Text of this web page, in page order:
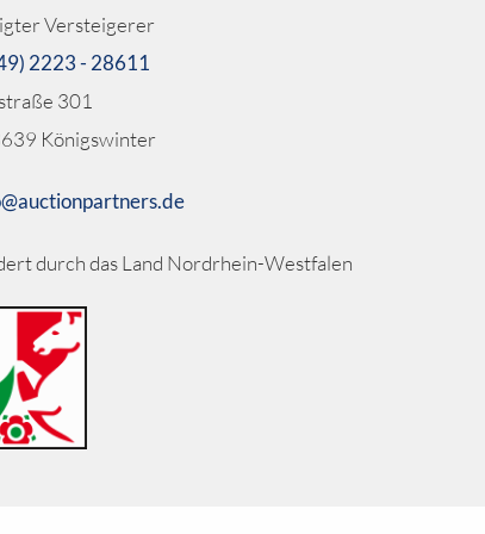
Versteigerer
2223 - 28611
301
Königswinter
durch das Land Nordrhein-Westfalen